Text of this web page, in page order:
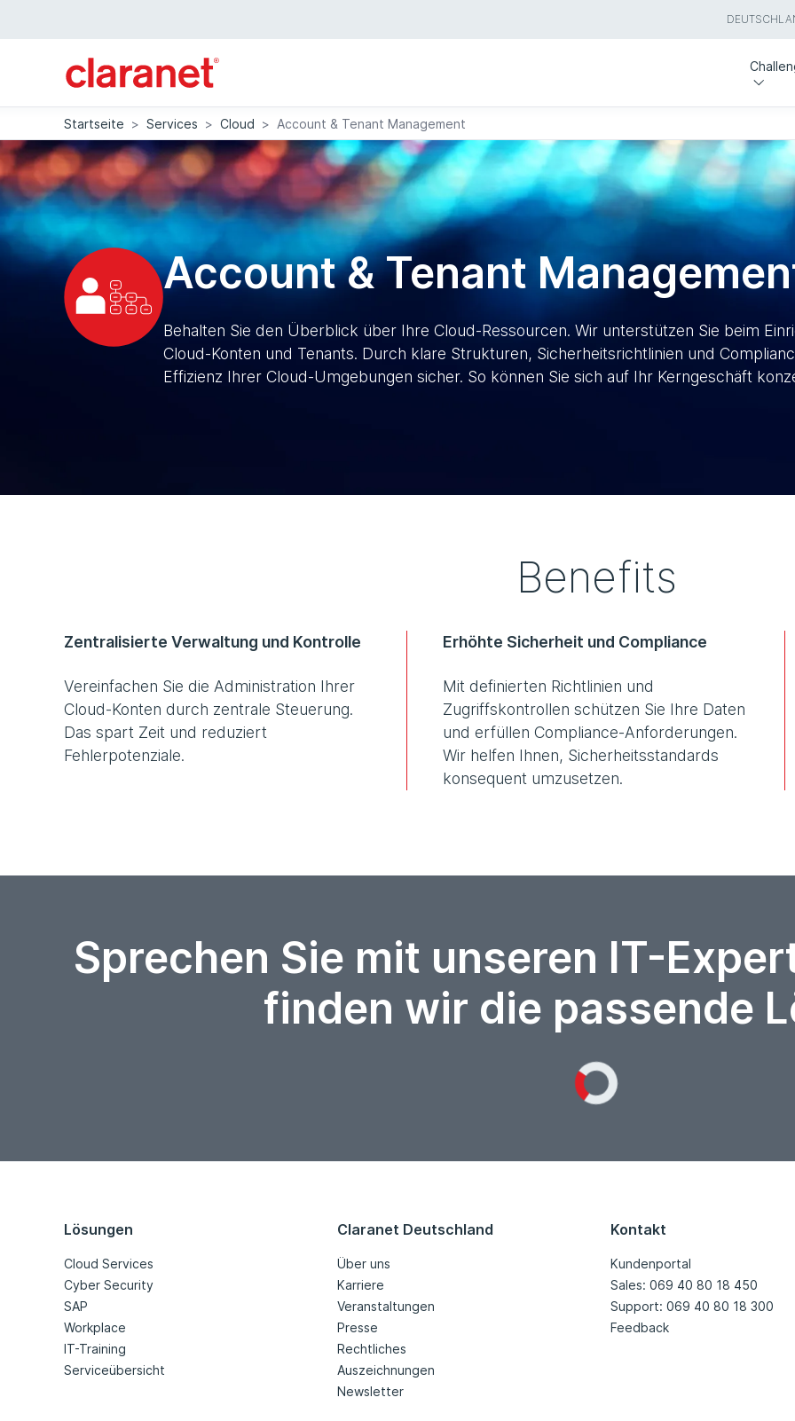
Startseite > Services > Cloud > Account & Tenant Management
Account & Tenant
Behalten Sie den Überblick über Ihre Cloud-Ressourcen. Wir unterstützen Sie beim
Cloud-Konten und Tenants. Durch klare Strukturen, Sicherheitsrichtlinien und
Effizienz Ihrer Cloud-Umgebungen sicher. So können Sie sich auf Ihr Kerngeschäft
Benefits
Zentralisierte Verwaltung und Kontrolle
Vereinfachen Sie die Administration Ihrer
Cloud-Konten durch zentrale Steuerung.
Das spart Zeit und reduziert
Fehlerpotenziale.
Erhöhte Sicherheit und Compliance
Mit definierten Richtlinien und
Zugriffskontrollen schützen Sie Ihre Daten
und erfüllen Compliance-Anforderungen.
Wir helfen Ihnen, Sicherheitsstandards
konsequent umzusetzen.
Sprechen Sie mit unseren IT-
finden wir die passende
Lösungen
Cloud Services
Cyber Security
SAP
Workplace
IT-Training
Serviceübersicht
Claranet Deutschland
Über uns
Karriere
Veranstaltungen
Presse
Rechtliches
Auszeichnungen
Newsletter
Kontakt
Kundenportal
Sales: 069 40 80 18 450
Support: 069 40 80 18 300
Feedback